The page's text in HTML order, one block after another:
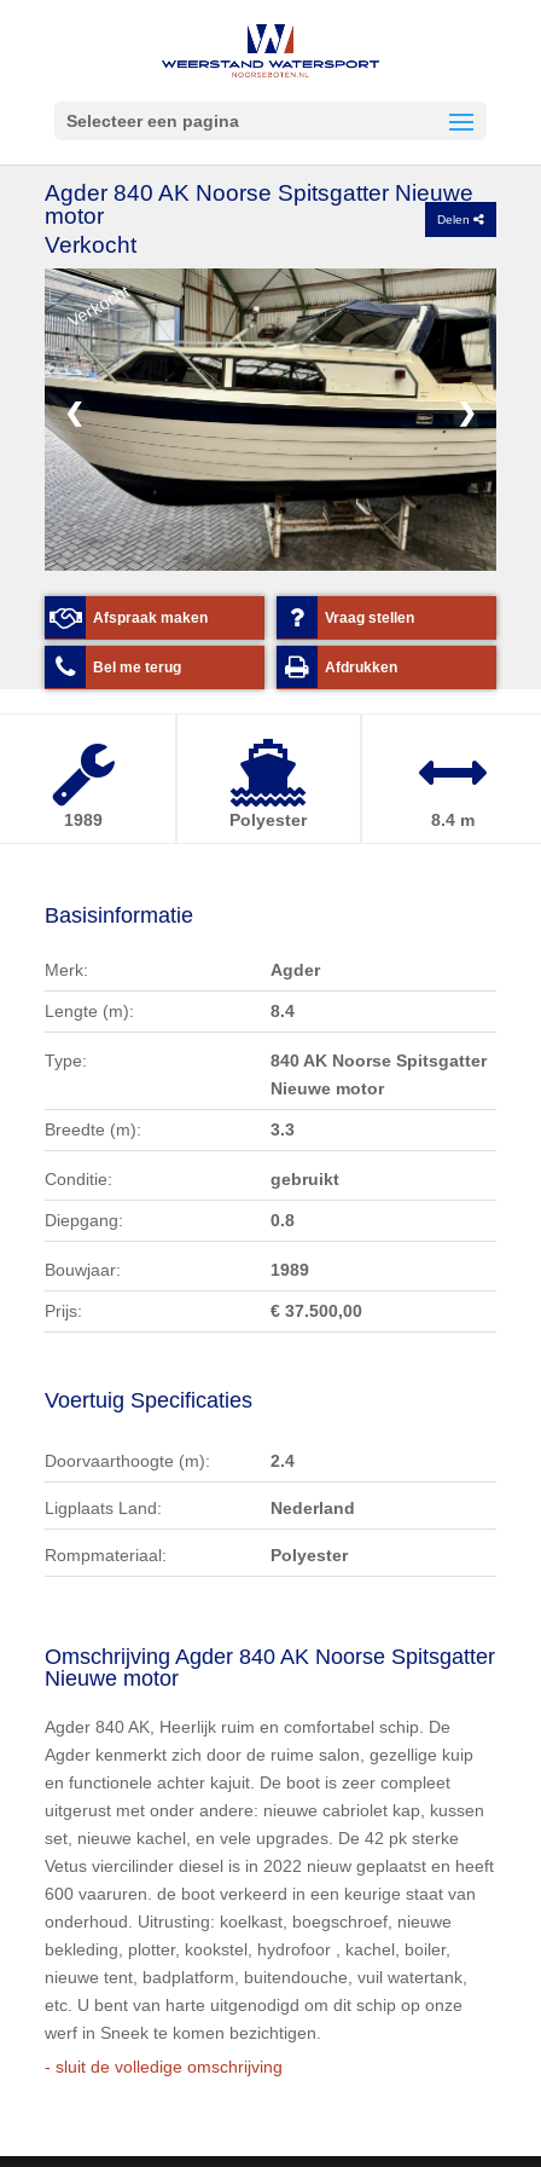
Selecteer een pagina
Agder 840 AK Noorse Spitsgatter Nieuwe
motor
Delen
Verkocht
Verkocht
❮ ❯
Afspraak maken Vraag stellen
Bel me terug Afdrukken
1989 Polyester 8.4 m
Basisinformatie
Merk: Agder
Lengte (m): 8.4
Type:
840 AK Noorse Spitsgatter
Nieuwe motor
Breedte (m): 3.3
Conditie: gebruikt
Diepgang: 0.8
Bouwjaar: 1989
Prijs: € 37.500,00
Voertuig Specificaties
Doorvaarthoogte (m): 2.4
Ligplaats Land: Nederland
Rompmateriaal: Polyester
Omschrijving Agder 840 AK Noorse Spitsgatter
Nieuwe motor
Agder 840 AK, Heerlijk ruim en comfortabel schip. De
Agder kenmerkt zich door de ruime salon, gezellige kuip
en functionele achter kajuit. De boot is zeer compleet
uitgerust met onder andere: nieuwe cabriolet kap, kussen
set, nieuwe kachel, en vele upgrades. De 42 pk sterke
Vetus viercilinder diesel is in 2022 nieuw geplaatst en heeft
600 vaaruren. de boot verkeerd in een keurige staat van
onderhoud. Uitrusting: koelkast, boegschroef, nieuwe
bekleding, plotter, kookstel, hydrofoor , kachel, boiler,
nieuwe tent, badplatform, buitendouche, vuil watertank,
etc. U bent van harte uitgenodigd om dit schip op onze
werf in Sneek te komen bezichtigen.
- sluit de volledige omschrijving